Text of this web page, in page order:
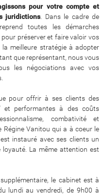
pour votre compte et
juridictions. Dans le cadre de
toutes les démarches
préserver et faire valoir vos
meilleure stratégie à adopter
que représentant, nous vous
les négociations avec vos
pour offrir à ses clients des
et performantes à des coûts
combativité et
Vanitou qui a à coeur le
instauré avec ses clients un
La même attention est
le cabinet est à
lundi au vendredi, de 9h00 à